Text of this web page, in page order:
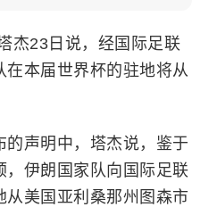
杰23日说，经国际足联
本届世界杯的驻地将从
声明中，塔杰说，鉴于
，伊朗国家队向国际足联
美国亚利桑那州图森市